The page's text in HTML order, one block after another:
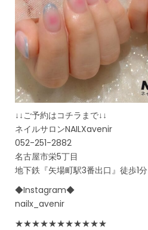
↓↓ご予約はコチラまで↓↓
ネイルサロンNAILXavenir
052-251-2882
名古屋市栄5丁目
地下鉄『矢場町駅3番出口』徒歩1分
◆Instagram◆
nailx_avenir
★★★★★★★★★★★